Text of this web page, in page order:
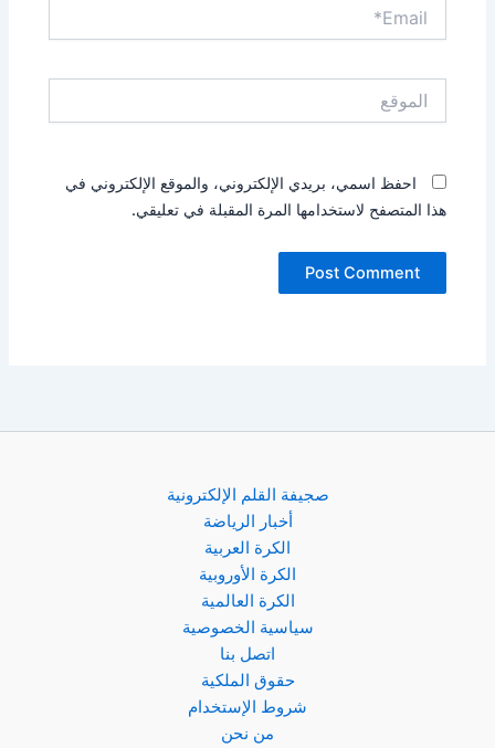
احفظ اسمي، بريدي الإلكتروني، والموقع الإلكتروني في
هذا المتصفح لاستخدامها المرة المقبلة في تعليقي.
صجيفة القلم الإلكترونية
أخبار الرياضة
الكرة العربية
الكرة الأوروبية
الكرة العالمية
سياسية الخصوصية
اتصل بنا
حقوق الملكية
شروط الإستخدام
من نحن